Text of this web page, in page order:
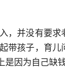
，并没有要
带孩子，育
因为自己缺